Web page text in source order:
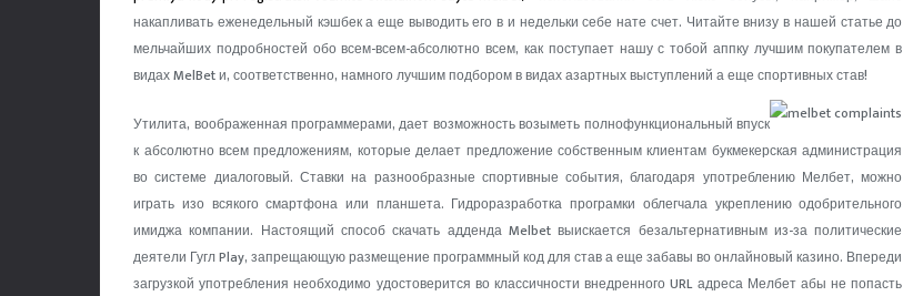
накапливать еженедельный кэшбек а еще выводить его в и недельки себе нате счет. Читайте внизу в нашей статье до
мельчайших подробностей обо всем-всем-абсолютно всем, как поступает нашу с тобой аппку лучшим покупателем в
видах MelBet и, соответственно, намного лучшим подбором в видах азартных выступлений а еще спортивных став!
Утилита, воображенная программерами, дает возможность возыметь полнофункциональный впуск
к абсолютно всем предложениям, которые делает предложение собственным клиентам букмекерская администрация
во системе диалоговый. Ставки на разнообразные спортивные события, благодаря употреблению Мелбет, можно
играть изо всякого смартфона или планшета. Гидроразработка програмки облегчала укреплению одобрительного
имиджа компании. Настоящий способ скачать адденда Melbet выискается безальтернативным из-за политические
деятели Гугл Play, запрещающую размещение программный код для став а еще забавы во онлайновый казино. Впереди
загрузкой употребления необходимо удостоверится во классичности внедренного URL адреса Мелбет абы не попасть